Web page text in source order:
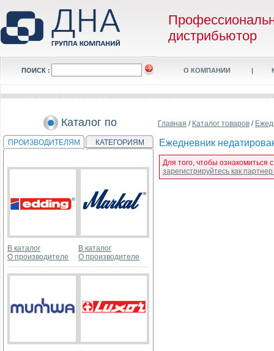
дистрибьютор
ПОИСК : О КОМПАНИИ |
Каталог по
ПРОИЗВОДИТЕЛЯМ КАТЕГОРИЯМ
В каталог
О производителе
В каталог
О производителе
Главная / Каталог товаров /
Ежедневник
Для того, чтобы
зарегистрируйтесь как